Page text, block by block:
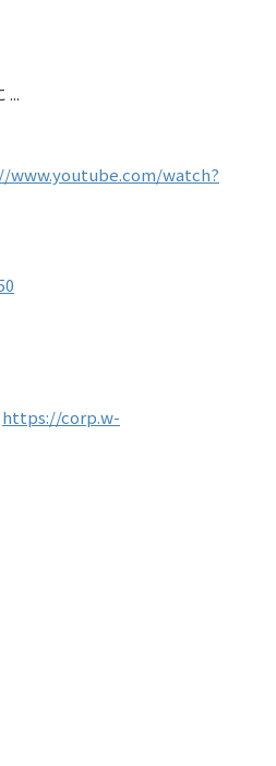
...
www.youtube.com/watch?
https://corp.w-